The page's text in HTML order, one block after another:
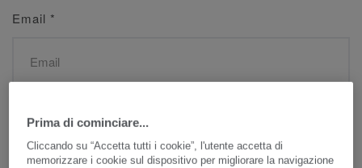
Email *
Nome*
Prima di cominciare...
Cliccando su “Accetta tutti i cookie”, l'utente accetta di
memorizzare i cookie sul dispositivo per migliorare la navigazione